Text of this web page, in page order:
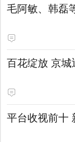
毛阿敏、韩磊
百花绽放 京
平台收视前十